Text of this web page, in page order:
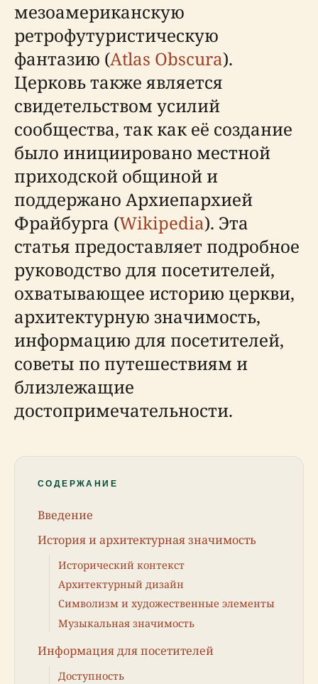
мезоамериканскую
ретрофутуристическую
фантазию (Atlas Obscura).
Церковь также является
свидетельством усилий
сообщества, так как её создание
было инициировано местной
приходской общиной и
поддержано Архиепархией
Фрайбурга (Wikipedia). Эта
статья предоставляет подробное
руководство для посетителей,
охватывающее историю церкви,
архитектурную значимость,
информацию для посетителей,
советы по путешествиям и
близлежащие
достопримечательности.
СОДЕРЖАНИЕ
Введение
История и архитектурная значимость
Исторический контекст
Архитектурный дизайн
Символизм и художественные элементы
Музыкальная значимость
Информация для посетителей
Доступность